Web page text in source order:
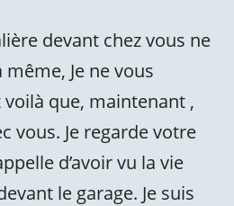
devant chez vous ne
Je ne vous
que, maintenant ,
vous. Je regarde votre
d’avoir vu la vie
le garage. Je suis